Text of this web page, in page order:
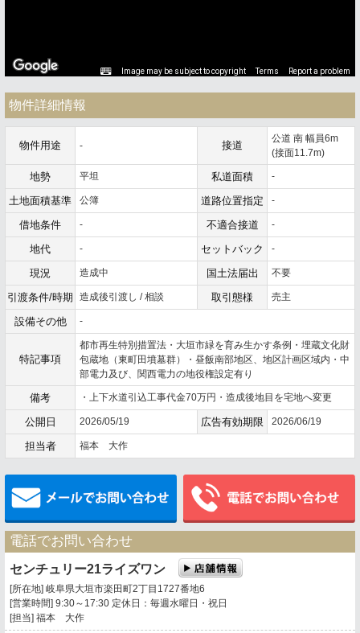
Image may be subject to copyright Terms Report a problem
物件詳細情報
物件用途 - 接道
公道 南 幅員6m
(接面11.7m)
地勢 平坦 私道面積 -
土地面積基準 公簿 道路位置指定 -
借地条件 - 不適合接道 -
地代 - セットバック -
現況 造成中 国土法届出 不要
引渡条件/時期 造成後引渡し / 相談 取引態様 売主
設備その他 -
特記事項
都市再生特別措置法・大垣市緑を育み生かす条例・埋蔵文化財
包蔵地（東町田墳墓群）・昼飯南部地区、地区計画区域内・中
部電力及び、関西電力の地役権設定有り
備考 ・上下水道引込工事代金70万円・造成後地目を宅地へ変更
公開日 2026/05/19 広告有効期限 2026/06/19
担当者 福本 大作
メールでお問い合わせ
電話でお問い合わせ
センチュリー21ライズワン
[所在地] 岐阜県大垣市楽田町2丁目1727番地6
[営業時間] 9:30～17:30 定休日：毎週水曜日・祝日
[担当] 福本 大作